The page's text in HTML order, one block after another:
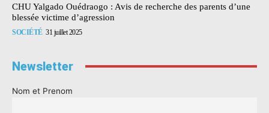
CHU Yalgado Ouédraogo : Avis de recherche des parents d’une
blessée victime d’agression
SOCIÉTÉ 31 juillet 2025
Newsletter
Nom et Prenom